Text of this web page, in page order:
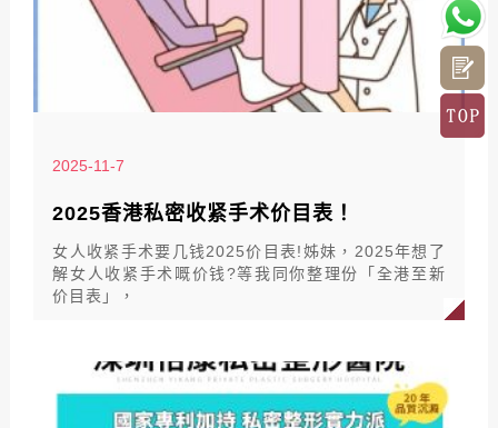
2025-11-7
2025香港私密收紧手术价目表！
女人收紧手术要几钱2025价目表!姊妹，2025年想了
解女人收紧手术嘅价钱?等我同你整理份「全港至新
价目表」，